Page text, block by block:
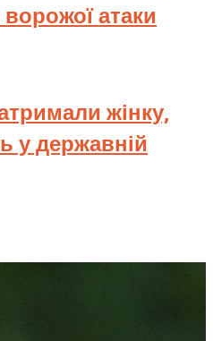
атаки
жінку,
у державній